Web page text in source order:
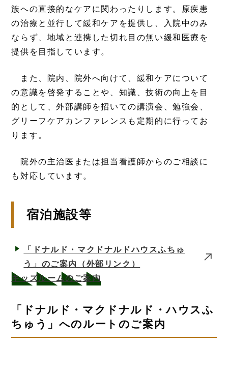
族への直接的なケアに関わったりします。原疾患
の治療と並行して緩和ケアを提供し、入院中のみ
ならず、地域と連携した切れ目の無い緩和医療を
提供を目指しています。
また、院内、院外へ向けて、緩和ケアについて
の意識を啓発することや、知識、技術の向上を目
的として、外部講師を招いての講演会、勉強会、
グリーフケアカンファレンスも定期的に行ってお
ります。
院外の主治医または担当看護師からのご相談に
も対応しています。
宿泊施設等
「ドナルド・マクドナルドハウスふちゅ
う」のご案内
（外部リンク）
キッズルームのご案内
「ドナルド・マクドナルド・ハウスふ
ちゅう」へのルートのご案内